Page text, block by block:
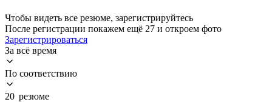
Чтобы видеть все резюме, зарегистрируйтесь
После регистрации покажем ещё 27 и откроем фото
Зарегистрироваться
За всё время
По соответствию
20 резюме